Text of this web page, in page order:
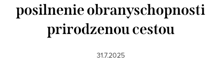
posilnenie obranyschopnosti
prirodzenou cestou
31.7.2025